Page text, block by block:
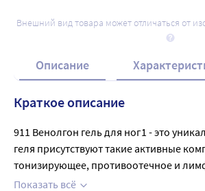
Внешний вид товара может отличаться от
Описание
Краткое описание
911 Венолгон гель для ног1 - это
геля присутствуют такие активные
тонизирующее, противоотечное и
наносится на кожу, не оставляет
Показать всё